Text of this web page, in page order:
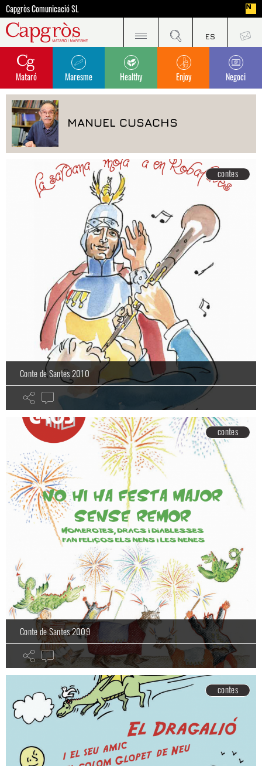
Capgròs Comunicació SL
Mataró Maresme Healthy Enjoy Negoci
MANUEL CUSACHS
contes
Conte de Santes 2010
contes
Conte de Santes 2009
contes